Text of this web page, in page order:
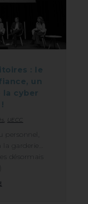
: le
un
la cyber
UECC
personnel,
garderie…
désormais